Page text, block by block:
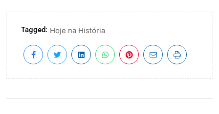
Tagged: Hoje na História